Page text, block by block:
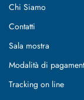
Chi Siamo
Contatti
Sala mostra
Modalità di
Tracking on line